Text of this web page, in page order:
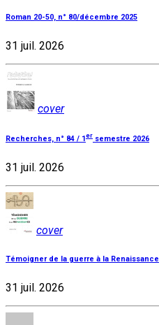
Roman 20-50, n° 80/décembre 2025
31 juil. 2026
cover
Recherches, n° 84 / 1 er semestre 2026
31 juil. 2026
cover
Témoigner de la guerre à la Renaissance
31 juil. 2026